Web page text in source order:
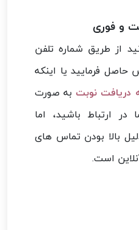
و فوری
از طریق شماره تلفن
حاصل فرمایید یا اینکه
دریافت نوبت به صورت
در ارتباط باشید، اما
بالا بودن تماس های
است.